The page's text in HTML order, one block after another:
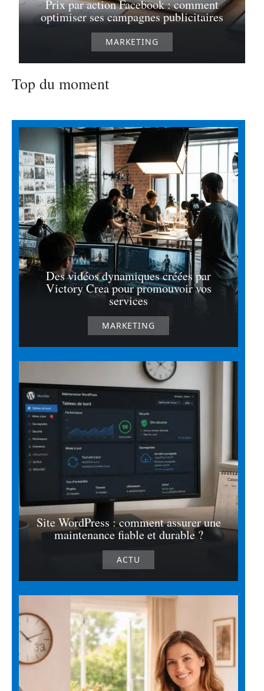
Prix par action Facebook : comment
optimiser ses campagnes publicitaires
MARKETING
Top du moment
Des vidéos dynamiques créées par
Victory Crea pour promouvoir vos
services
MARKETING
Site WordPress : comment assurer une
maintenance fiable et durable ?
ACTU